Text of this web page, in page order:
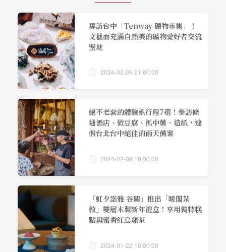
專訪台中「Tenway 礦物市集」！
文藝而充滿自然美的礦物愛好者交流
聖地
2024-02-09 21:00:00
絕不老套的體驗系行程7選！參訪條
通酒店、做豆腐、抓中藥、造紙，連
假台北台中絕佳的雨天備案
2024-02-09 16:00:00
「虹夕諾雅 谷關」推出「暖閣茶
敘」雙層木製新年禮盒！享用獨特糕
點與蜜香紅烏龍茶
2024-01-22 10:00:00